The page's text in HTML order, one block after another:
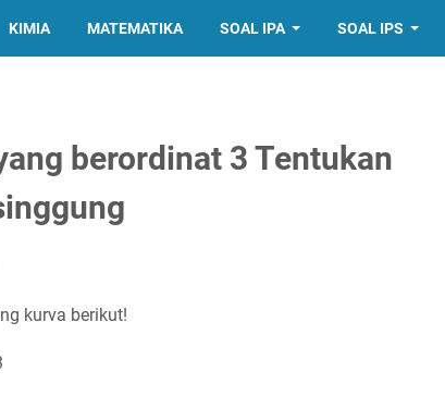
KIMIA MATEMATIKA SOAL IPA SOAL IPS
berordinat 3 Tentukan
kurva berikut!